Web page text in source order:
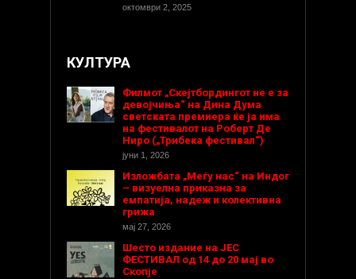
октомври 2, 2025
КУЛТУРА
Филмот „Скејтбордингот не е за
девојчиња“ на Дина Дума
светската премиера ќе ја има
на фестивалот на Роберт Де
Ниро („Трибека фестивал“)
јуни 1, 2026
Изложбата „Меѓу нас“ на Индог
– визуелна приказна за
емпатија, надеж и колективна
грижа
мај 27, 2026
Шесто издание на ЈЕС
ФЕСТИВАЛ од 14 до 20 мај во
Скопје